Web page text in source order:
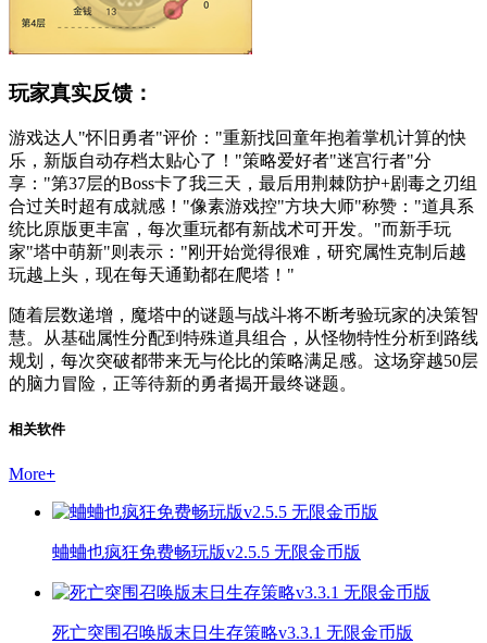
玩家真实反馈：
游戏达人"怀旧勇者"评价："重新找回童年抱着掌机计算的快
乐，新版自动存档太贴心了！"策略爱好者"迷宫行者"分
享："第37层的Boss卡了我三天，最后用荆棘防护+剧毒之刃组
合过关时超有成就感！"像素游戏控"方块大师"称赞："道具系
统比原版更丰富，每次重玩都有新战术可开发。"而新手玩
家"塔中萌新"则表示："刚开始觉得很难，研究属性克制后越
玩越上头，现在每天通勤都在爬塔！"
随着层数递增，魔塔中的谜题与战斗将不断考验玩家的决策智
慧。从基础属性分配到特殊道具组合，从怪物特性分析到路线
规划，每次突破都带来无与伦比的策略满足感。这场穿越50层
的脑力冒险，正等待新的勇者揭开最终谜题。
相关软件
More+
蛐蛐也疯狂免费畅玩版v2.5.5 无限金币版
死亡突围召唤版末日生存策略v3.3.1 无限金币版